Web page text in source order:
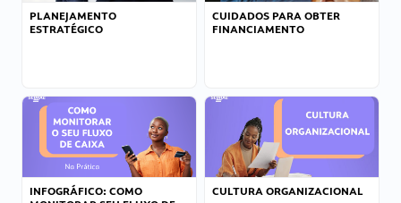
PLANEJAMENTO
ESTRATÉGICO
CUIDADOS PARA OBTER
FINANCIAMENTO
INFOGRÁFICO: COMO
CULTURA ORGANIZACIONAL